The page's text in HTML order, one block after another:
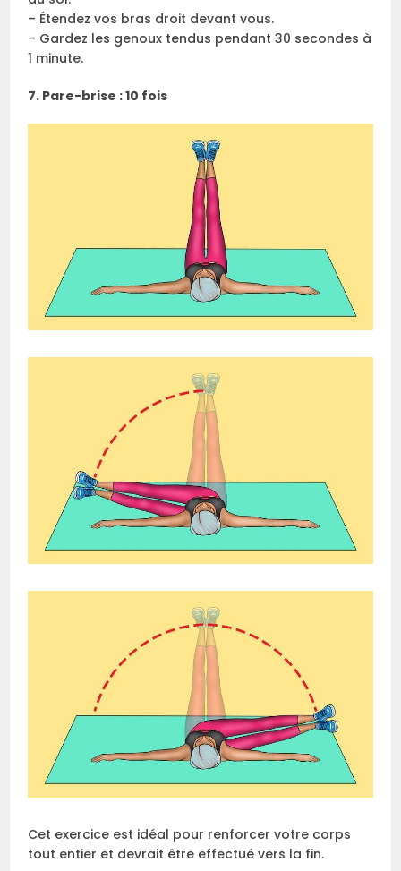
– Étendez vos bras droit devant vous.
– Gardez les genoux tendus pendant 30 secondes à
1 minute.
7. Pare-brise : 10 fois
Cet exercice est idéal pour renforcer votre corps
tout entier et devrait être effectué vers la fin.